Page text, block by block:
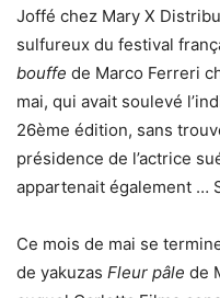
Joffé chez Mary X
sulfureux du festival
bouffe de Marco Ferreri
mai, qui avait soulevé
26ème édition, sans
présidence de l’actrice
appartenait également …
Ce mois de mai se
de yakuzas Fleur pâle de